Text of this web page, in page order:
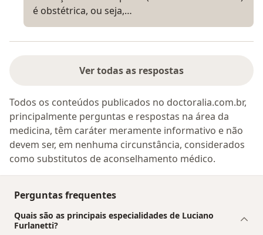
é obstétrica, ou seja,…
Ver todas as respostas
Todos os conteúdos publicados no doctoralia.com.br,
principalmente perguntas e respostas na área da
medicina, têm caráter meramente informativo e não
devem ser, em nenhuma circunstância, considerados
como substitutos de aconselhamento médico.
Perguntas frequentes
Quais são as principais especialidades de Luciano
Furlanetti?